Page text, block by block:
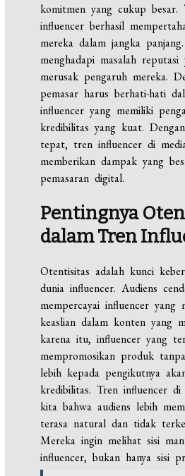
komitmen yang cukup besar.
influencer berhasil
mereka dalam jangka
menghadapi masalah
merusak pengaruh mereka.
pemasar harus berhati-hati
influencer yang memiliki
kredibilitas yang kuat.
tepat, tren influencer di
memberikan dampak yang
pemasaran digital.
Pentingnya
dalam Tren
Otentisitas adalah kunci
dunia influencer. Audiens
mempercayai influencer yang
keaslian dalam konten yang
karena itu, influencer yang
mempromosikan produk
lebih kepada pengikutnya
kredibilitas. Tren influencer di
kita bahwa audiens lebih
terasa natural dan tidak
Mereka ingin melihat sisi
influencer, bukan hanya sisi